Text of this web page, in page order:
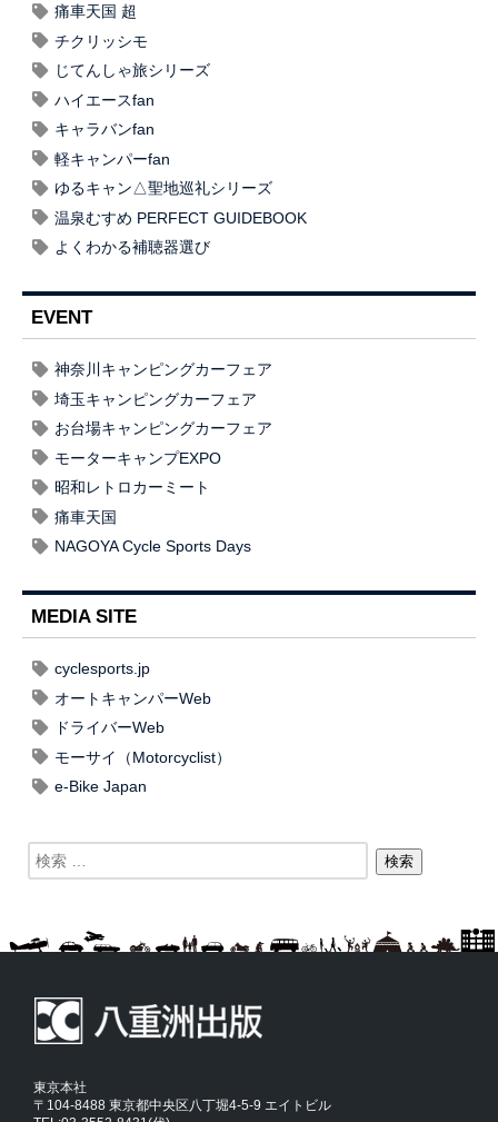
痛車天国 超
チクリッシモ
じてんしゃ旅シリーズ
ハイエースfan
キャラバンfan
軽キャンパーfan
ゆるキャン△聖地巡礼シリーズ
温泉むすめ PERFECT GUIDEBOOK
よくわかる補聴器選び
EVENT
神奈川キャンピングカーフェア
埼玉キャンピングカーフェア
お台場キャンピングカーフェア
モーターキャンプEXPO
昭和レトロカーミート
痛車天国
NAGOYA Cycle Sports Days
MEDIA SITE
cyclesports.jp
オートキャンパーWeb
ドライバーWeb
モーサイ（Motorcyclist）
e-Bike Japan
東京本社
〒104-8488 東京都中央区八丁堀4-5-9 エイトビル